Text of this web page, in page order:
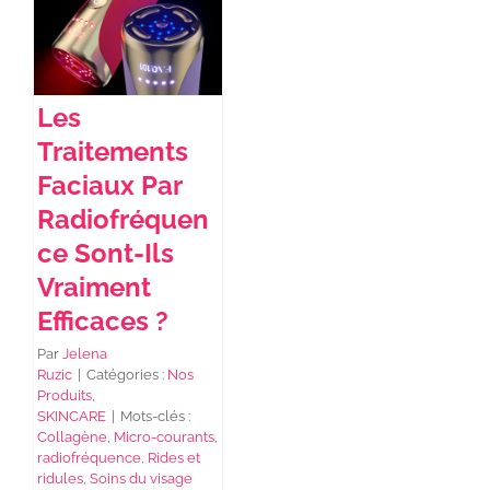
NEWS DE FOREO
SKINCARE
SANTÉ & BIEN-ÊTRE
BEAUTÉ
À PROPOS
CONTACT
Les
Traitements
Faciaux Par
Radiofréquen
ce Sont-Ils
Vraiment
Efficaces ?
Par Jelena
Ruzic
Catégories : Nos
Produits
SKINCARE
Mots-clés :
Collagène Micro-courants
radiofréquence Rides et
ridules ,Soins du visage